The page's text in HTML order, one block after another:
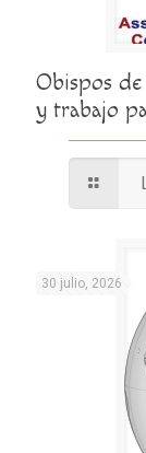
Obispos
y trabajo
30 julio, 2026